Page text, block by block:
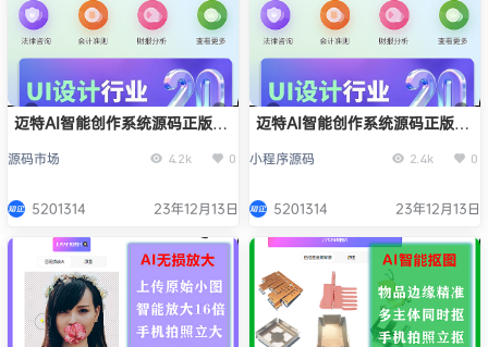
迈特AI智能创作系统源码正版系
源码市场 4.2k 0
5201314 23年12月13日
迈特AI智能创作系统源码正版系
小程序源码 2.4k 0
5201314 23年12月13日